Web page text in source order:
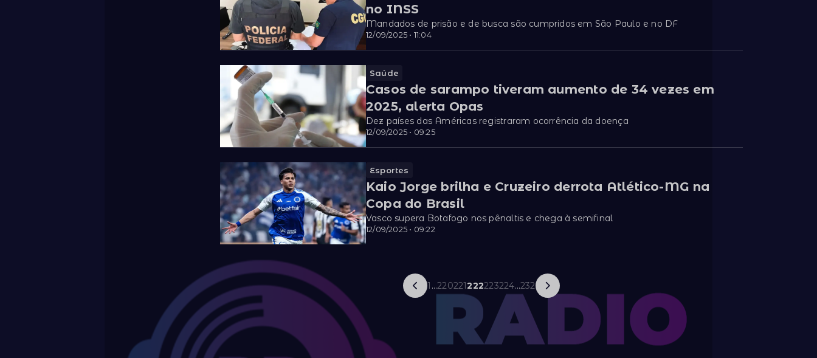
12/09/2025 • 11:04
no INSS
Mandados de prisão e de busca são cumpridos em São Paulo e no DF
Saúde
12/09/2025 • 09:25
Casos de sarampo tiveram aumento de 34 vezes em
2025, alerta Opas
Dez países das Américas registraram ocorrência da doença
Esportes
12/09/2025 • 09:22
Kaio Jorge brilha e Cruzeiro derrota Atlético-MG na
Copa do Brasil
Vasco supera Botafogo nos pênaltis e chega à semifinal
1 ...220221222223224...232